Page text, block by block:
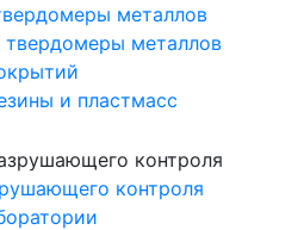
металлов
металлов
и пластмасс
контроля